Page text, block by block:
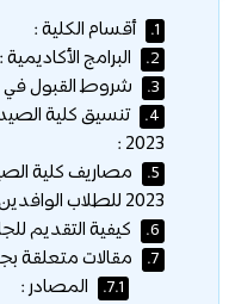
1. أقسام الكلية :
2. البرامج الأكاديمية :
3. شروط القبول في
4.
2023 :
5.
2023 للطلاب الوافدين :
6. كيفية التقديم
7. مقالات متعلقة
7.1. المصادر :